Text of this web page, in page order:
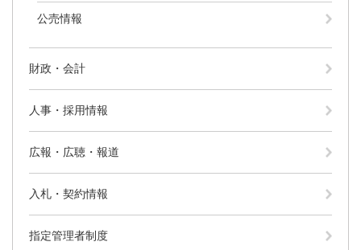
公売情報
財政・会計
人事・採用情報
広報・広聴・報道
入札・契約情報
指定管理者制度